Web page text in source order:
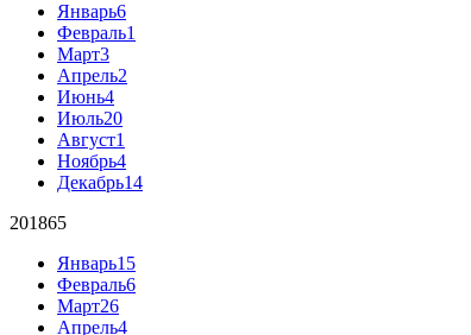
Январь6
Февраль1
Март3
Апрель2
Июнь4
Июль20
Август1
Ноябрь4
Декабрь14
201865
Январь15
Февраль6
Март26
Апрель4